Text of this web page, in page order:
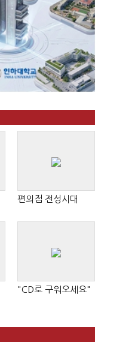
편의점 전성시대
"CD로 구워오세요"